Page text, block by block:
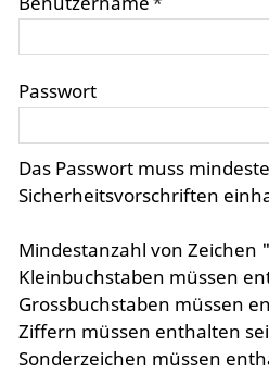
Passwort
Das Passwort muss
Sicherheitsvorschriften
Mindestanzahl von Zeichen
Kleinbuchstaben müssen
Grossbuchstaben müssen
Ziffern müssen enthalten
Sonderzeichen müssen